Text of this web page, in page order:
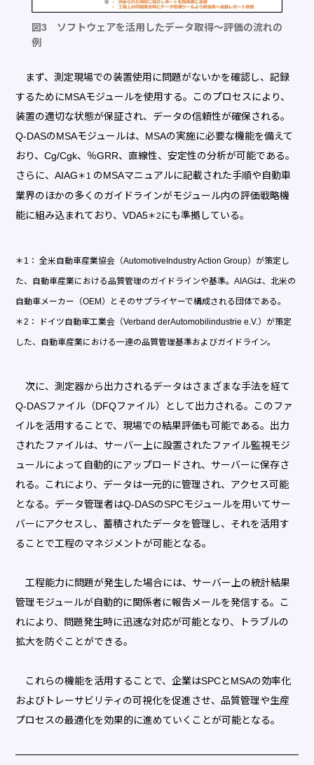
図3 ソフトウェアを活用したデータ取得～評価の流れの
例
まず、測定現場での装置使用に問題がないかを確認し、記録
するためにMSAモジュールを使用する。このプロセスにより、
装置の適切な状態が保証され、データの信頼性が確保される。
Q-DASのMSAモジュールは、MSAの実施に必要な機能を備えて
おり、Cg/Cgk、％GRR、直線性、安定性の分析が可能である。
さらに、AIAG＊1 のMSAマニュアルに記載された手順や自動車
業界のほかの多くのガイドラインがモジュール内の評価戦略機
能に組み込まれており、VDA5＊2 にも準拠している。
＊1： 全米自動車産業協会（AutomotiveIndustry Action Group）が策定し
た、自動車産業における品質管理のガイドラインや基準。AIAGは、北米の
自動車メーカー（OEM）とそのサプライヤーで構成される団体である。
＊2： ドイツ自動車工業会（Verband derAutomobilindustrie e.V.）が策定
した、自動車産業における一連の品質管理基準およびガイドライン。
次に、測定器から出力されるデータはさまざまな手法を経て
Q-DASファイル（DFQファイル）として出力される。このファ
イルを活用することで、現場での結果評価も可能である。出力
されたファイルは、サーバー上に設置されたファイル監視モジ
ュールによって自動的にアップロードされ、サーバーに保存さ
れる。これにより、データは一元的に管理され、アクセス可能
となる。データ管理者はQ-DASのSPCモジュールを用いてサー
バーにアクセスし、蓄積されたデータを管理し、それを活用す
ることで工程のマネジメントが可能となる。
工程能力に問題が発生した場合には、サーバー上の統計結果
管理モジュールが自動的に関係者に報告メールを発信する。こ
れにより、問題発生時に迅速な対応が可能となり、トラブルの
拡大を防ぐことができる。
これらの機能を活用することで、企業はSPCとMSAの効率化
およびトレーサビリティの可視化を促進させ、品質管理や生産
プロセスの最適化を効果的に進めていくことが可能となる。